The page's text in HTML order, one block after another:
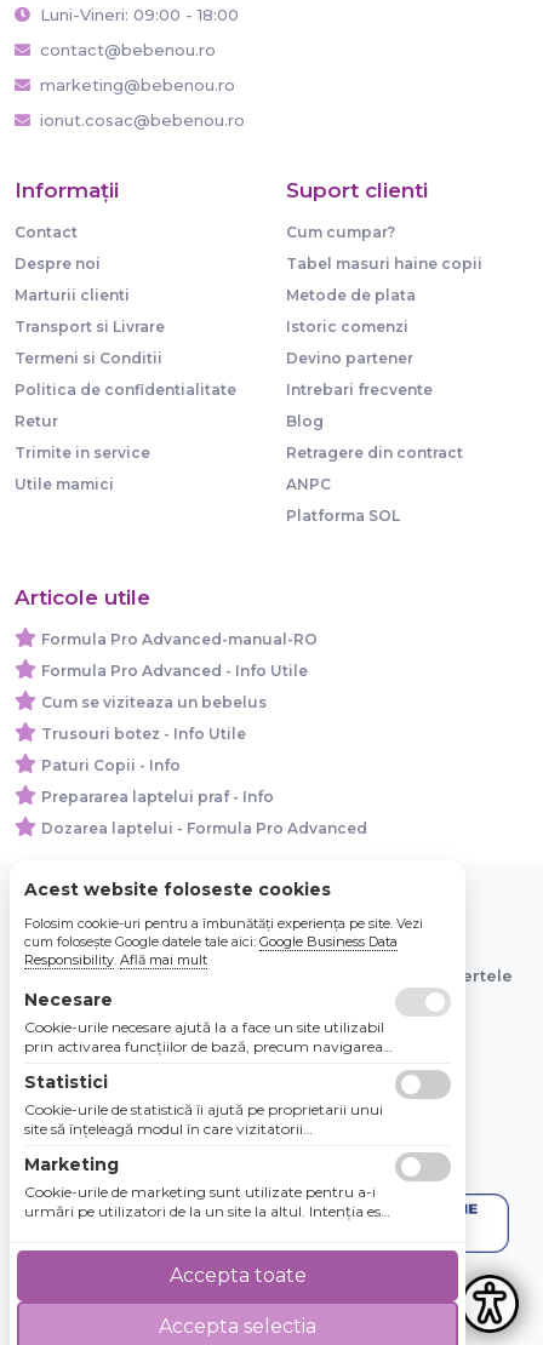
Luni-Vineri: 09:00 - 18:00
contact@bebenou.ro
marketing@bebenou.ro
ionut.cosac@bebenou.ro
Informaţii
Contact
Despre noi
Marturii clienti
Transport si Livrare
Termeni si Conditii
Politica de confidentialitate
Retur
Trimite in service
Utile mamici
Suport clienti
Cum cumpar?
Tabel masuri haine copii
Metode de plata
Istoric comenzi
Devino partener
Intrebari frecvente
Blog
Retragere din contract
ANPC
Platforma SOL
Articole utile
Formula Pro Advanced-manual-RO
Formula Pro Advanced - Info Utile
Cum se viziteaza un bebelus
Trusouri botez - Info Utile
Paturi Copii - Info
Prepararea laptelui praf - Info
Dozarea laptelui - Formula Pro Advanced
© 2026 Bebe Nou Online Store SRL
Toate preturile sunt exprimate in lei si includ tva. Ofertele
sunt valabile in limita stocului disponibil.
4.8 / 5 ★★★★★
Acest website foloseste cookies
Folosim cookie-uri pentru a îmbunătăți experiența pe site. Vezi
cum folosește Google datele tale aici: Google Business Data
Responsibility. Află mai mult
Necesare
Cookie-urile necesare ajută la a face un site utilizabil
prin activarea funcţiilor de bază, precum navigarea
Site-ul nu poate funcţiona corespunzător fără aceste
cookie-uri.
Statistici
Cookie-urile de statistică îi ajută pe proprietarii unui
site să înţeleagă modul în care vizitatorii
raportarea informaţiilor în mod anonim.
Marketing
Cookie-urile de marketing sunt utilizate pentru a-i
urmări pe utilizatori de la un site la altul. Intenţia este
utilizatorii individuali, aşadar ele sunt mai valoroase
pentru agenţiile de puiblicitate şi părţile terţe care se
Accepta selectia
Accepta toate